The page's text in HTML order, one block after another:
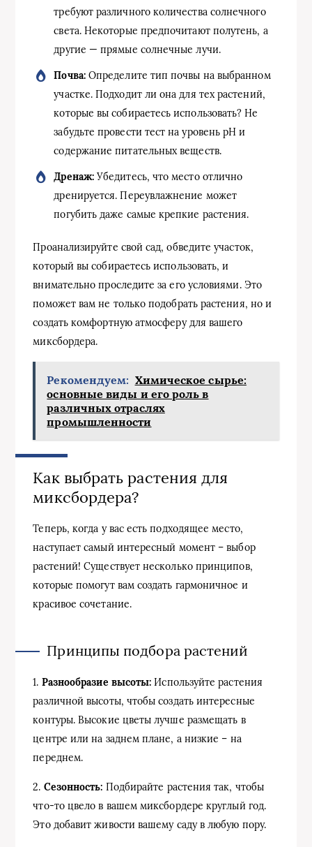
требуют различного количества солнечного
света. Некоторые предпочитают полутень, а
другие — прямые солнечные лучи.
Почва:Определите тип почвы на выбранном
участке. Подходит ли она для тех растений,
которые вы собираетесь использовать? Не
забудьте провести тест на уровень pH и
содержание питательных веществ.
Дренаж:Убедитесь, что место отлично
дренируется. Переувлажнение может
погубить даже самые крепкие растения.
Проанализируйте свой сад, обведите участок,
который вы собираетесь использовать, и
внимательно проследите за его условиями. Это
поможет вам не только подобрать растения, но и
создать комфортную атмосферу для вашего
миксбордера.
Рекомендуем: Химическое сырье:
основные виды и его роль в
различных отраслях
промышленности
Как выбрать растения для
миксбордера?
Теперь, когда у вас есть подходящее место,
наступает самый интересный момент – выбор
растений! Существует несколько принципов,
которые помогут вам создать гармоничное и
красивое сочетание.
Принципы подбора растений
1. Разнообразие высоты: Используйте растения
различной высоты, чтобы создать интересные
контуры. Высокие цветы лучше размещать в
центре или на заднем плане, а низкие – на
переднем.
2. Сезонность: Подбирайте растения так, чтобы
что-то цвело в вашем миксбордере круглый год.
Это добавит живости вашему саду в любую пору.